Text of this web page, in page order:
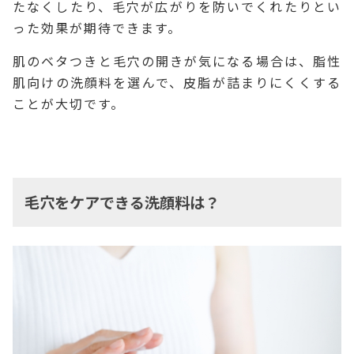
たなくしたり、毛穴が広がりを防いでくれたりとい
った効果が期待できます。
肌のベタつきと毛穴の開きが気になる場合は、脂性
肌向けの洗顔料を選んで、皮脂が詰まりにくくする
ことが大切です。
毛穴をケアできる洗顔料は？